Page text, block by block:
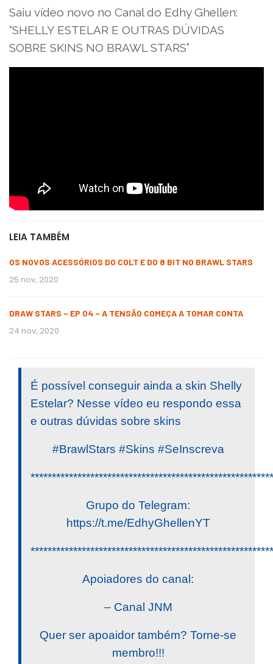
Saiu vídeo novo no Canal do Edhy Ghellen:
“SHELLY ESTELAR E OUTRAS DÚVIDAS
SOBRE SKINS NO BRAWL STARS”
LEIA TAMBÉM
OS NOVOS ACESSÓRIOS DO COLT E DO 8 BIT NO BRAWL STARS
25 nov, 2020
DRAW STARS – EP 04 – A TENSÃO COMEÇA A TOMAR CONTA
24 nov, 2020
É possível conseguir ainda a skin Shelly
Estelar? Nesse vídeo eu respondo essa
e outras dúvidas sobre skins
#BrawlStars #Skins #SeInscreva
Grupo do Telegram:
https://t.me/EdhyGhellenYT
Apoiadores do canal:
– Canal JNM
Quer ser apoaidor também? Torne-se
membro!!!